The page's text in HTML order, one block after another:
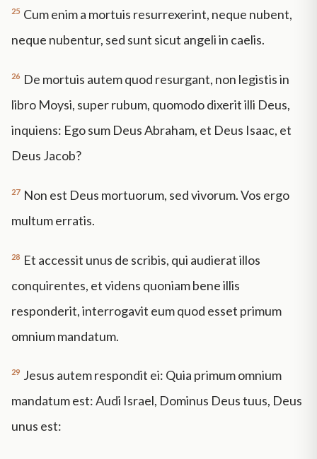
25 Cum enim a mortuis resurrexerint, neque nubent,
neque nubentur, sed sunt sicut angeli in caelis.
26 De mortuis autem quod resurgant, non legistis in
libro Moysi, super rubum, quomodo dixerit illi Deus,
inquiens: Ego sum Deus Abraham, et Deus Isaac, et
Deus Jacob?
27 Non est Deus mortuorum, sed vivorum. Vos ergo
multum erratis.
28 Et accessit unus de scribis, qui audierat illos
conquirentes, et videns quoniam bene illis
responderit, interrogavit eum quod esset primum
omnium mandatum.
29 Jesus autem respondit ei: Quia primum omnium
mandatum est: Audi Israel, Dominus Deus tuus, Deus
unus est: